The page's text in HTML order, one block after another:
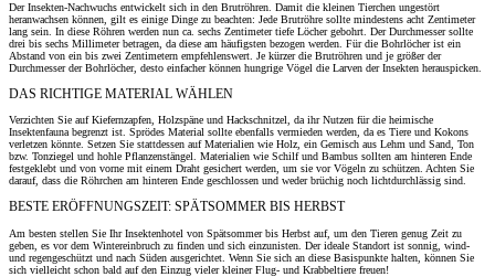
Der Insekten-Nachwuchs entwickelt sich in den Brutröhren. Damit die kleinen Tierchen ungestört
heranwachsen können, gilt es einige Dinge zu beachten: Jede Brutröhre sollte mindestens acht Zentimeter
lang sein. In diese Röhren werden nun ca. sechs Zentimeter tiefe Löcher gebohrt. Der Durchmesser sollte
drei bis sechs Millimeter betragen, da diese am häufigsten bezogen werden. Für die Bohrlöcher ist ein
Abstand von ein bis zwei Zentimetern empfehlenswert. Je kürzer die Brutröhren und je größer der
Durchmesser der Bohrlöcher, desto einfacher können hungrige Vögel die Larven der Insekten herauspicken.
DAS RICHTIGE MATERIAL WÄHLEN
Verzichten Sie auf Kiefernzapfen, Holzspäne und Hackschnitzel, da ihr Nutzen für die heimische
Insektenfauna begrenzt ist. Sprödes Material sollte ebenfalls vermieden werden, da es Tiere und Kokons
verletzen könnte. Setzen Sie stattdessen auf Materialien wie Holz, ein Gemisch aus Lehm und Sand, Ton
bzw. Tonziegel und hohle Pflanzenstängel. Materialien wie Schilf und Bambus sollten am hinteren Ende
festgeklebt und von vorne mit einem Draht gesichert werden, um sie vor Vögeln zu schützen. Achten Sie
darauf, dass die Röhrchen am hinteren Ende geschlossen und weder brüchig noch lichtdurchlässig sind.
BESTE ERÖFFNUNGSZEIT: SPÄTSOMMER BIS HERBST
Am besten stellen Sie Ihr Insektenhotel von Spätsommer bis Herbst auf, um den Tieren genug Zeit zu
geben, es vor dem Wintereinbruch zu finden und sich einzunisten. Der ideale Standort ist sonnig, wind-
und regengeschützt und nach Süden ausgerichtet. Wenn Sie sich an diese Basispunkte halten, können Sie
sich vielleicht schon bald auf den Einzug vieler kleiner Flug- und Krabbeltiere freuen!